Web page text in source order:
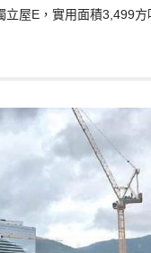
立屋E，實用面積3,499